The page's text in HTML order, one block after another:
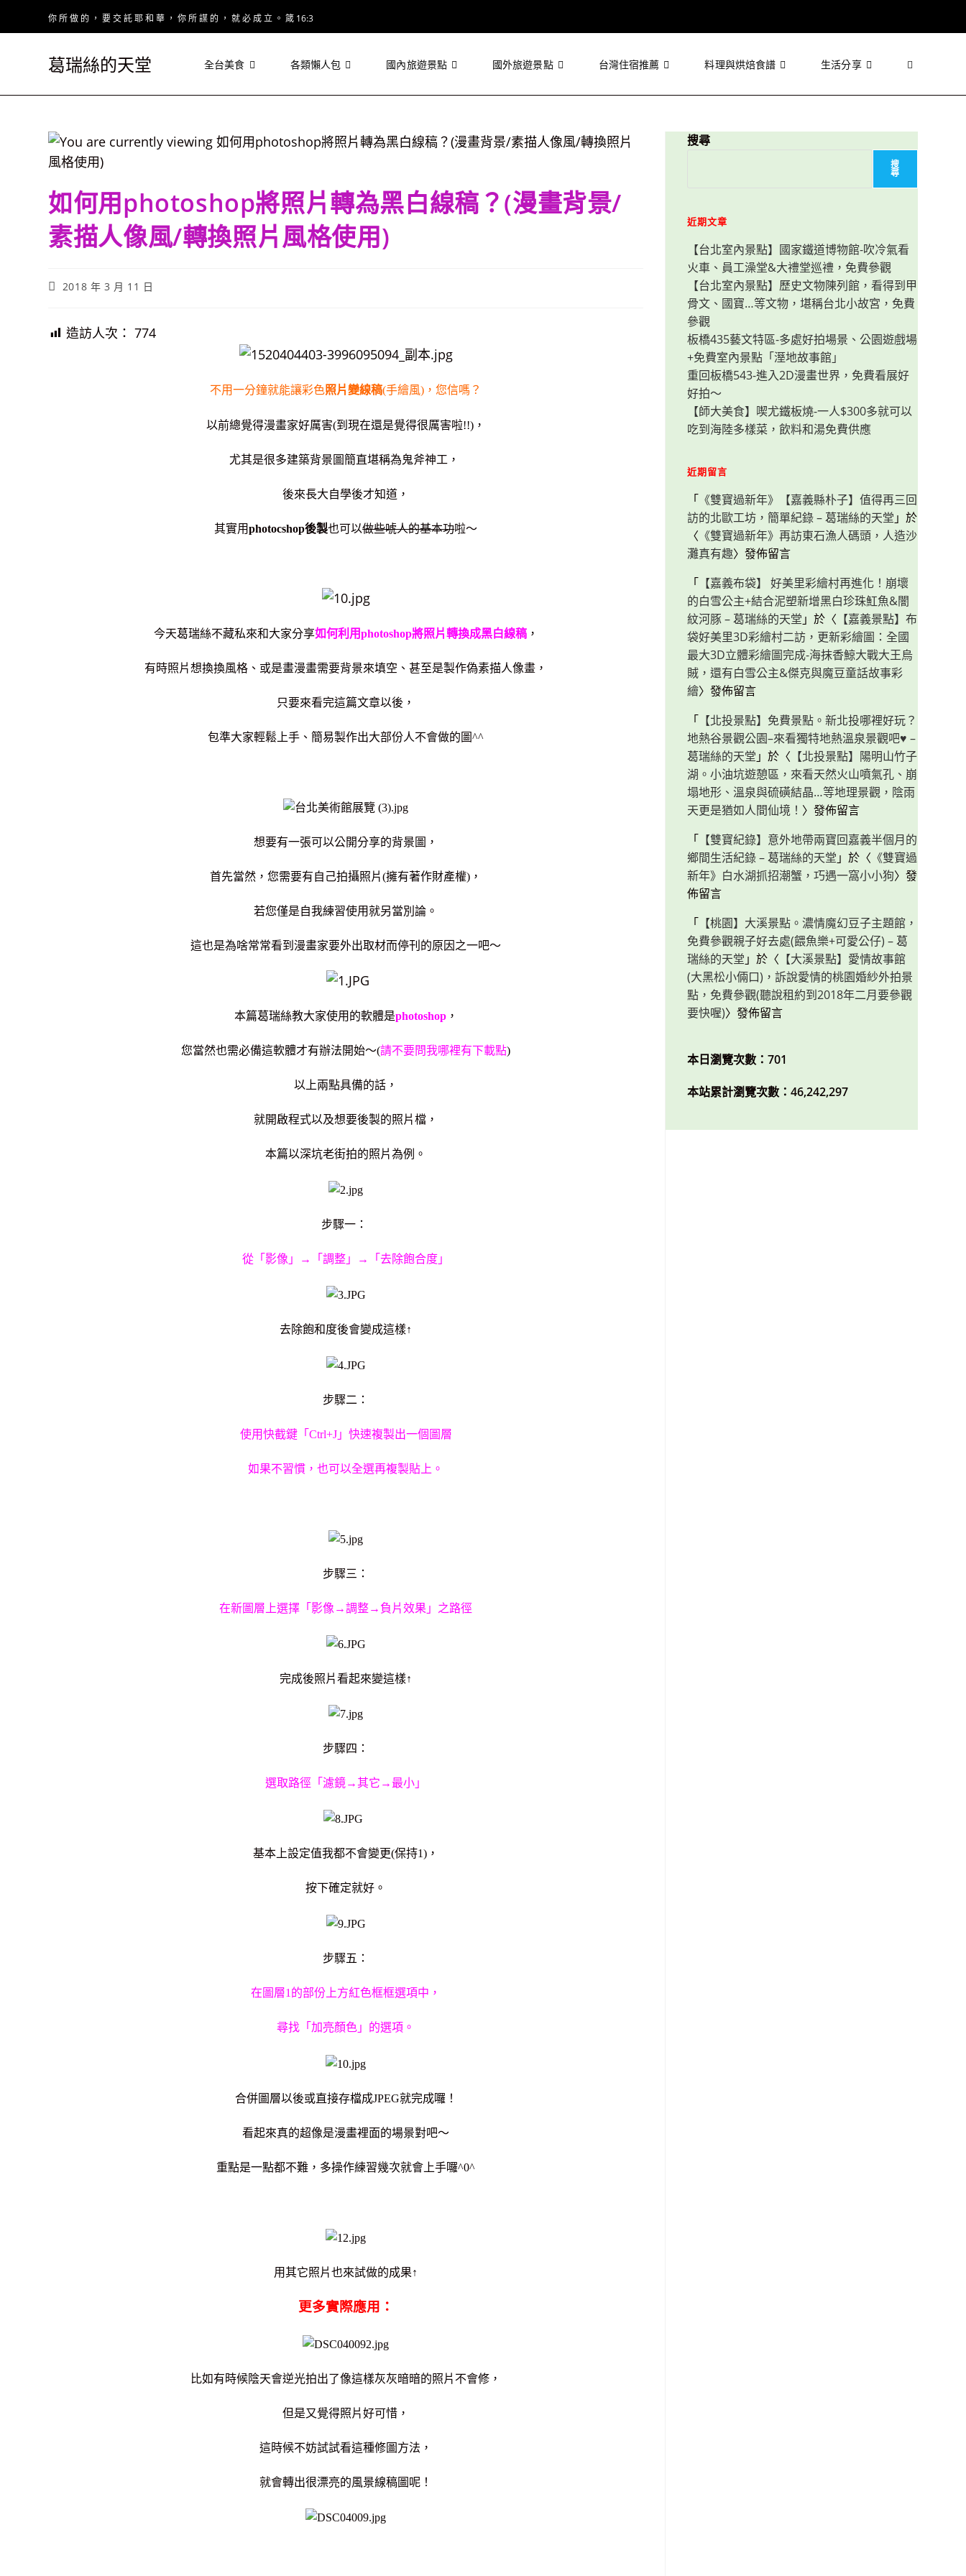
你 所 做 的 ， 要 交 託 耶 和 華 ， 你 所 謀 的 ， 就 必 成 立 。 箴 16:3
葛瑞絲的天堂 全台美食 各類懶人包 國內旅遊景點 國外旅遊景點 台灣住宿推薦 料理與烘焙食譜 生活分享 Toggle
search
如何用photoshop將照片轉為黑白線稿？(漫畫背景/
素描人像風/轉換照片風格使用)
Post2018 年 3 月 11 日
造訪人次： 774
不用一分鐘就能讓彩色照片變線稿(手繪風)，您信嗎？
以前總覺得漫畫家好厲害(到現在還是覺得很厲害啦!!)，
尤其是很多建築背景圖簡直堪稱為鬼斧神工，
後來長大自學後才知道，
其實用photocshop後製也可以做些唬人的基本功啦～
今天葛瑞絲不藏私來和大家分享如何利用photoshop將照片轉換成黑白線稿，
有時照片想換換風格、或是畫漫畫需要背景來填空、甚至是製作偽素描人像畫，
只要來看完這篇文章以後，
包準大家輕鬆上手、簡易製作出大部份人不會做的圖^^
想要有一張可以公開分享的背景圖，
首先當然，您需要有自己拍攝照片(擁有著作財產權)，
若您僅是自我練習使用就另當別論。
這也是為啥常常看到漫畫家要外出取材而停刊的原因之一吧～
本篇葛瑞絲教大家使用的軟體是photoshop，
您當然也需必備這軟體才有辦法開始～(請不要問我哪裡有下載點)
以上兩點具備的話，
就開啟程式以及想要後製的照片檔，
本篇以深坑老街拍的照片為例。
步驟一：
從「影像」→「調整」→「去除飽合度」
去除飽和度後會變成這樣↑
步驟二：
使用快截鍵「Ctrl+J」快速複製出一個圖層
如果不習慣，也可以全選再複製貼上。
步驟三：
在新圖層上選擇「影像→調整→負片效果」之路徑
完成後照片看起來變這樣↑
步驟四：
選取路徑「濾鏡→其它→最小」
基本上設定值我都不會變更(保持1)，
按下確定就好。
步驟五：
在圖層1的部份上方紅色框框選項中，
尋找「加亮顏色」的選項。
合併圖層以後或直接存檔成JPEG就完成囉！
看起來真的超像是漫畫裡面的場景對吧～
重點是一點都不難，多操作練習幾次就會上手囉^0^
用其它照片也來試做的成果↑
更多實際應用：
比如有時候陰天會逆光拍出了像這樣灰灰暗暗的照片不會修，
但是又覺得照片好可惜，
這時候不妨試試看這種修圖方法，
就會轉出很漂亮的風景線稿圖呢！
搜尋
搜
尋
近期文章
【台北室內景點】國家鐵道博物館-吹冷氣看
火車、員工澡堂&大禮堂巡禮，免費參觀
【台北室內景點】歷史文物陳列館，看得到甲
骨文、國寶…等文物，堪稱台北小故宮，免費
參觀
板橋435藝文特區-多處好拍場景、公園遊戲場
+免費室內景點「溼地故事館」
重回板橋543-進入2D漫畫世界，免費看展好
好拍～
【師大美食】喫尤鐵板燒-一人$300多就可以
吃到海陸多樣菜，飲料和湯免費供應
近期留言
「 《雙寶過新年》【嘉義縣朴子】值得再三回
訪的北歐工坊，簡單紀錄 – 葛瑞絲的天堂 」於
〈 《雙寶過新年》再訪東石漁人碼頭，人造沙
灘真有趣〉發佈留言
「 【嘉義布袋】 好美里彩繪村再進化！崩壞
的白雪公主+結合泥塑新增黑白珍珠魟魚&闇
紋河豚 – 葛瑞絲的天堂 」於〈 【嘉義景點】布
袋好美里3D彩繪村二訪，更新彩繪圖：全國
最大3D立體彩繪圖完成-海抹香鯨大戰大王烏
賊，還有白雪公主&傑克與魔豆童話故事彩
繪〉發佈留言
「 【北投景點】免費景點。新北投哪裡好玩？
地熱谷景觀公園–來看獨特地熱溫泉景觀吧♥ –
葛瑞絲的天堂 」於〈 【北投景點】陽明山竹子
湖。小油坑遊憩區，來看天然火山噴氣孔、崩
塌地形、溫泉與硫磺結晶…等地理景觀，陰雨
天更是猶如人間仙境！ 〉發佈留言
「 【雙寶紀錄】意外地帶兩寶回嘉義半個月的
鄉間生活紀錄 – 葛瑞絲的天堂 」於〈 《雙寶過
新年》白水湖抓招潮蟹，巧遇一窩小小狗〉發
佈留言
「 【桃園】大溪景點。濃情魔幻豆子主題館，
免費參觀親子好去處(餵魚樂+可愛公仔) – 葛
瑞絲的天堂 」於〈 【大溪景點】愛情故事館
(大黑松小倆口)，訴說愛情的桃園婚紗外拍景
點，免費參觀(聽說租約到2018年二月要參觀
要快喔)〉發佈留言
本日瀏覽次數：701
本站累計瀏覽次數：46,242,297